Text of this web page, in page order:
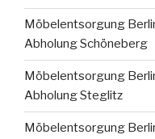
Möbelentsorgung
Abholung Schöneberg
Möbelentsorgung
Abholung Steglitz
Möbelentsorgung